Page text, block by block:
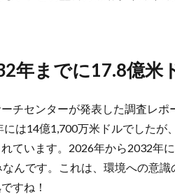
年までに17.8億米
チセンターが発表した調査レ
は14億1,700万米ドルでしたが
ています。2026年から2032年
んです。これは、環境への意
すね！